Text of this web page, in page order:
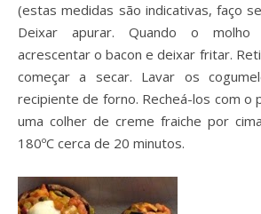
(estas medidas são indicativas, faço
Deixar apurar. Quando o molho
acrescentar o bacon e deixar fritar.
começar a secar. Lavar os
recipiente de forno. Recheá-los com o
uma colher de creme fraiche por
180ºC cerca de 20 minutos.